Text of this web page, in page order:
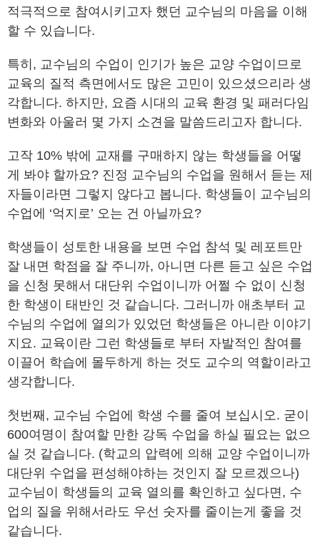
적극적으로 참여시키고자 했던 교수님의 마음을 이해
할 수 있습니다.
특히, 교수님의 수업이 인기가 높은 교양 수업이므로
교육의 질적 측면에서도 많은 고민이 있으셨으리라 생
각합니다. 하지만, 요즘 시대의 교육 환경 및 패러다임
변화와 아울러 몇 가지 소견을 말씀드리고자 합니다.
고작 10% 밖에 교재를 구매하지 않는 학생들을 어떻
게 봐야 할까요? 진정 교수님의 수업을 원해서 듣는 제
자들이라면 그렇지 않다고 봅니다. 학생들이 교수님의
수업에 ‘억지로’ 오는 건 아닐까요?
학생들이 성토한 내용을 보면 수업 참석 및 레포트만
잘 내면 학점을 잘 주니까, 아니면 다른 듣고 싶은 수업
을 신청 못해서 대단위 수업이니까 어쩔 수 없이 신청
한 학생이 태반인 것 같습니다. 그러니까 애초부터 교
수님의 수업에 열의가 있었던 학생들은 아니란 이야기
지요. 교육이란 그런 학생들로 부터 자발적인 참여를
이끌어 학습에 몰두하게 하는 것도 교수의 역할이라고
생각합니다.
첫번째, 교수님 수업에 학생 수를 줄여 보십시오. 굳이
600여명이 참여할 만한 강독 수업을 하실 필요는 없으
실 것 같습니다. (학교의 압력에 의해 교양 수업이니까
대단위 수업을 편성해야하는 것인지 잘 모르겠으나)
교수님이 학생들의 교육 열의를 확인하고 싶다면, 수
업의 질을 위해서라도 우선 숫자를 줄이는게 좋을 것
같습니다.